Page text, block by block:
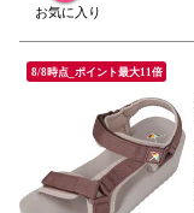
8/8時点_ポイント最大11倍